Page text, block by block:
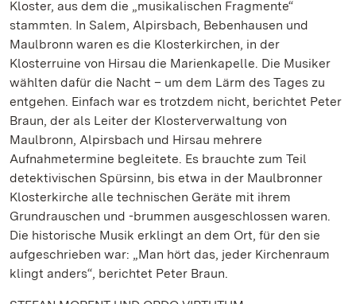
Kloster, aus dem die „musikalischen Fragmente“
stammten. In Salem, Alpirsbach, Bebenhausen und
Maulbronn waren es die Klosterkirchen, in der
Klosterruine von Hirsau die Marienkapelle. Die Musiker
wählten dafür die Nacht – um dem Lärm des Tages zu
entgehen. Einfach war es trotzdem nicht, berichtet Peter
Braun, der als Leiter der Klosterverwaltung von
Maulbronn, Alpirsbach und Hirsau mehrere
Aufnahmetermine begleitete. Es brauchte zum Teil
detektivischen Spürsinn, bis etwa in der Maulbronner
Klosterkirche alle technischen Geräte mit ihrem
Grundrauschen und -brummen ausgeschlossen waren.
Die historische Musik erklingt an dem Ort, für den sie
aufgeschrieben war: „Man hört das, jeder Kirchenraum
klingt anders“, berichtet Peter Braun.